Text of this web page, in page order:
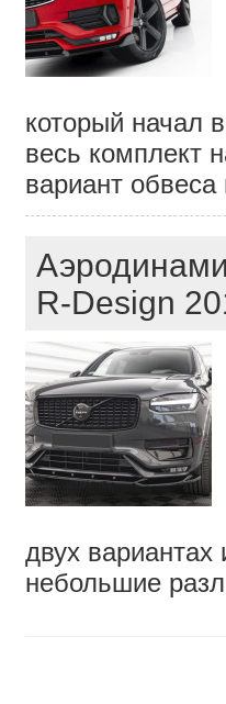
который начал
весь комплект
вариант обвеса
R-Design
двух
небольшие